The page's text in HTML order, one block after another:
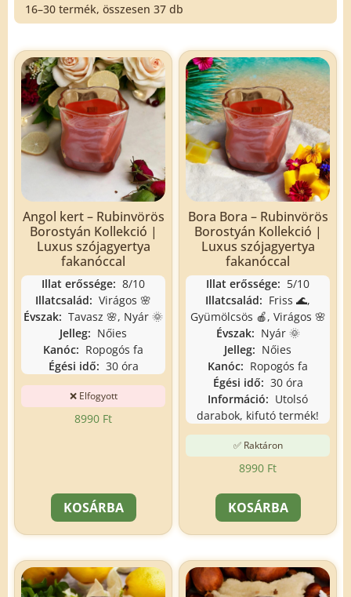
16–30 termék, összesen 37 db
Angol kert – Rubinvörös
Borostyán Kollekció |
Luxus szójagyertya
fakanóccal
Illat erőssége: 8/10
Illatcsalád: Virágos 🌸
Évszak: Tavasz 🌸, Nyár 🌞
Jelleg: Nőies
Kanóc: Ropogós fa
Égési idő: 30 óra
❌ Elfogyott
8990 Ft
KOSÁRBA
Bora Bora – Rubinvörös
Borostyán Kollekció |
Luxus szójagyertya
fakanóccal
Illat erőssége: 5/10
Illatcsalád: Friss 🌊,
Gyümölcsös 🍎, Virágos 🌸
Évszak: Nyár 🌞
Jelleg: Nőies
Kanóc: Ropogós fa
Égési idő: 30 óra
Információ: Utolsó
darabok, kifutó termék!
✅ Raktáron
8990 Ft
KOSÁRBA